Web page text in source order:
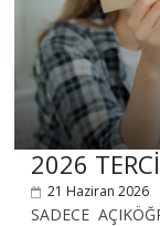
2026
21 Haziran 2026
SADECE